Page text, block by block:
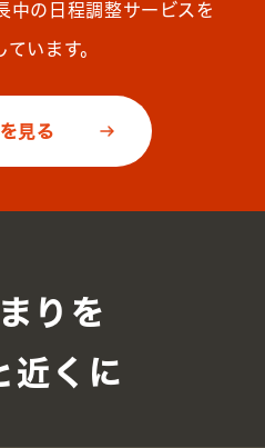
中の日程調整サービスを
います。
見る
りを
近くに